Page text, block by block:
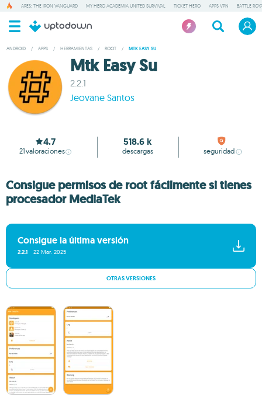
ARES: THE IRON VANGUARD MY HERO ACADEMIA UNITED SURVIVAL TICKET HERO APPS VPN BATTLE
ANDROID / APPS / HERRAMIENTAS / ROOT / MTK EASY SU
Mtk Easy Su
2.2.1
Jeovane Santos
4.7
21valoraciones
518.6 k
descargas seguridad
Consigue permisos de root fácilmente si tienes
procesador MediaTek
Consigue la última versión
2.2.1 22 Mar. 2025
OTRAS VERSIONES